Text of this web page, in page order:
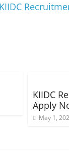
KIIDC
KIIDC
Apply
May 1,